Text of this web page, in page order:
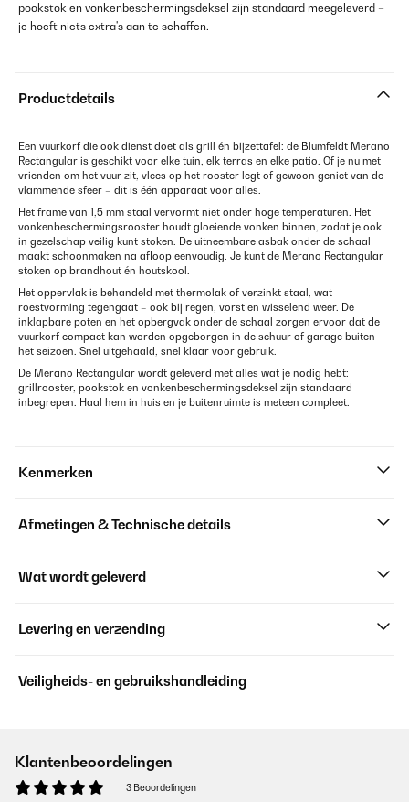
pookstok en vonkenbeschermingsdeksel zijn standaard meegeleverd –
je hoeft niets extra's aan te schaffen.
Productdetails
Een vuurkorf die ook dienst doet als grill én bijzettafel: de Blumfeldt Merano
Rectangular is geschikt voor elke tuin, elk terras en elke patio. Of je nu met
vrienden om het vuur zit, vlees op het rooster legt of gewoon geniet van de
vlammende sfeer – dit is één apparaat voor alles.
Het frame van 1,5 mm staal vervormt niet onder hoge temperaturen. Het
vonkenbeschermingsrooster houdt gloeiende vonken binnen, zodat je ook
in gezelschap veilig kunt stoken. De uitneembare asbak onder de schaal
maakt schoonmaken na afloop eenvoudig. Je kunt de Merano Rectangular
stoken op brandhout én houtskool.
Het oppervlak is behandeld met thermolak of verzinkt staal, wat
roestvorming tegengaat – ook bij regen, vorst en wisselend weer. De
inklapbare poten en het opbergvak onder de schaal zorgen ervoor dat de
vuurkorf compact kan worden opgeborgen in de schuur of garage buiten
het seizoen. Snel uitgehaald, snel klaar voor gebruik.
De Merano Rectangular wordt geleverd met alles wat je nodig hebt:
grillrooster, pookstok en vonkenbeschermingsdeksel zijn standaard
inbegrepen. Haal hem in huis en je buitenruimte is meteen compleet.
Kenmerken
Afmetingen & Technische details
Wat wordt geleverd
Levering en verzending
Veiligheids- en gebruikshandleiding
Klantenbeoordelingen
3 Beoordelingen